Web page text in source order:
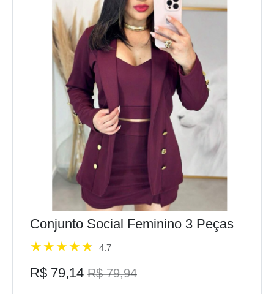
Conjunto Social Feminino 3 Peças
4.7
R$ 79,14 R$ 79,94